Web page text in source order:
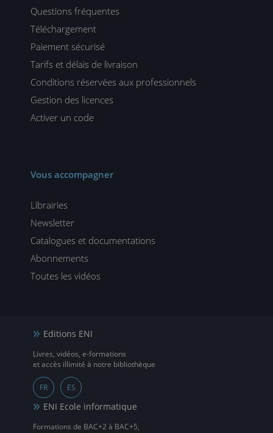
Questions fréquentes
Téléchargement
Paiement sécurisé
Tarifs et délais de livraison
Conditions réservées aux professionnels
Gestion des licences
Activer un code
Vous accompagner
Librairies
Newsletter
Catalogues et documentations
Abonnements
Toutes les vidéos
Editions ENI
Livres, vidéos, e-formations
et accès illimité à notre bibliothèque
FR ES
ENI Ecole informatique
Formations de BAC+2 à BAC+5,